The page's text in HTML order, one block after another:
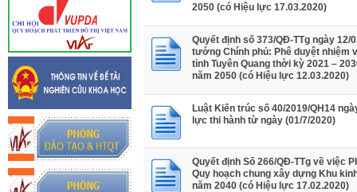
2050 (có Hiệu lực 17.03.2020)
Quyết định số 373/QĐ-TTg ngày 12/
tướng Chính phủ: Phê duyệt nhiệm
tỉnh Tuyên Quang thời kỳ 2021 –
năm 2050 (có Hiệu lực 12.03.2020)
Luật Kiến trúc số 40/2019/QH14
lực thi hành từ ngày (01/7/2020)
Quyết định Số 266/QĐ-TTg về việc
Quy hoạch chung xây dựng Khu
năm 2040 (có Hiệu lực 17.02.2020)